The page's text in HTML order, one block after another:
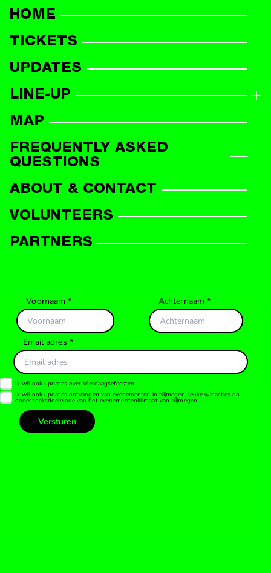
HOME
TICKETS
UPDATES
LINE-UP
LINE-UP OVERVIEW
MAP
FREQUENTLY ASKED
QUESTIONS
ABOUT & CONTACT
VOLUNTEERS
PARTNERS